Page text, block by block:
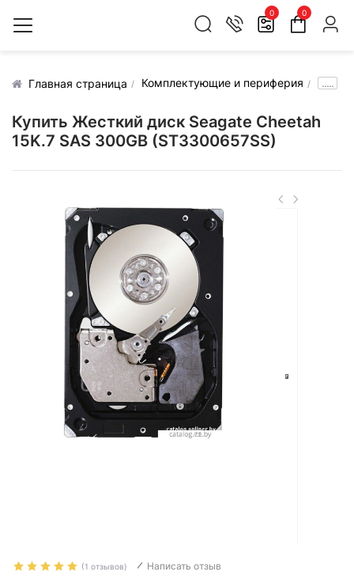
0 0
Главная страница Комплектующие и периферия .....
Купить Жесткий диск Seagate Cheetah
15K.7 SAS 300GB (ST3300657SS)
(1 отзывов) Написать отзыв